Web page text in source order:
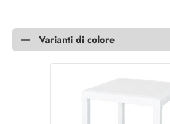
Varianti di colore